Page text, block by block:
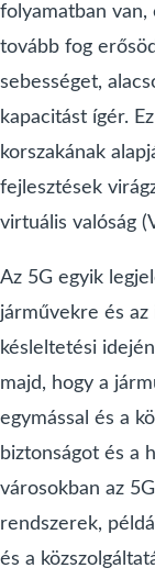
folyamatban van,
tovább fog
sebességet,
kapacitást ígér.
korszakának
fejlesztések
virtuális valóság
Az 5G egyik
járművekre és az
késleltetési
majd, hogy a
egymással és a
biztonságot és a
városokban az
rendszerek,
és a